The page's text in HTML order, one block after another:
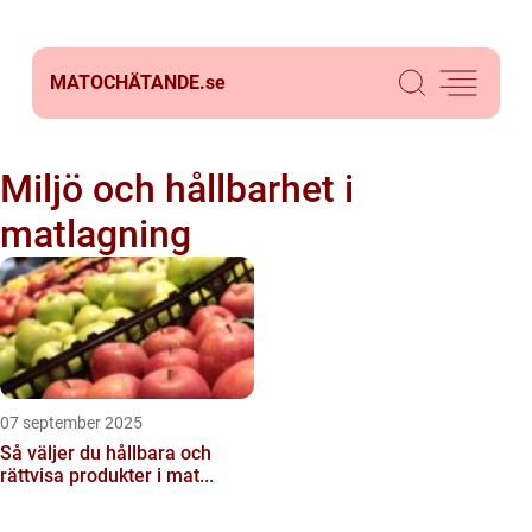
MATOCHÄTANDE.se
Miljö och hållbarhet i
matlagning
07 september 2025
Så väljer du hållbara och
rättvisa produkter i mat...